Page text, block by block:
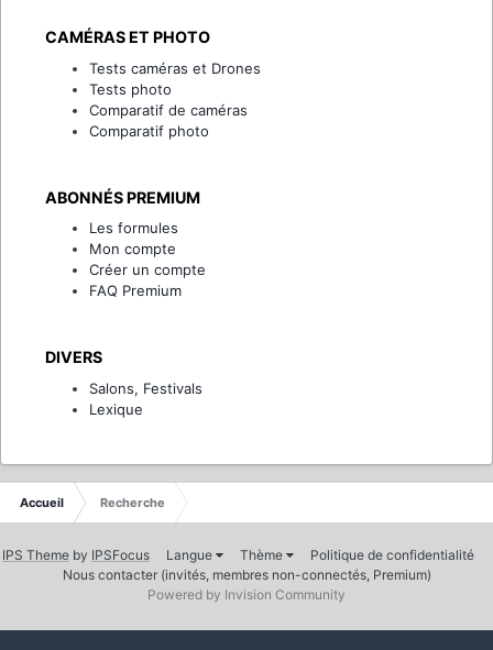
CAMÉRAS ET PHOTO
Tests caméras et Drones
Tests photo
Comparatif de caméras
Comparatif photo
ABONNÉS PREMIUM
Les formules
Mon compte
Créer un compte
FAQ Premium
DIVERS
Salons, Festivals
Lexique
Accueil Recherche
IPS Theme by IPSFocus Langue Thème
Politique de confidentialité
Nous contacter (invités, membres non-connectés, Premium)
Powered by Invision Community